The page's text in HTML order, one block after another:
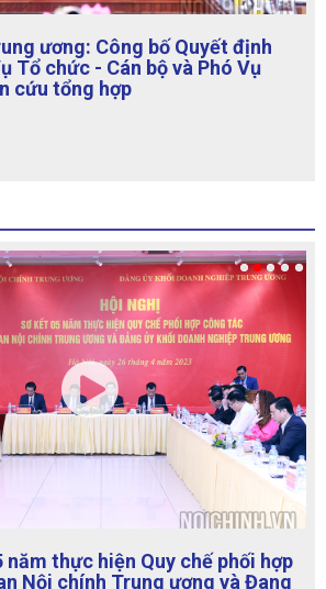
ương: Công bố Quyết định
Tổ chức - Cán bộ và Phó Vụ
cứu tổng hợp
năm thực hiện Quy chế phối hợp
Nội chính Trung ương và Đang